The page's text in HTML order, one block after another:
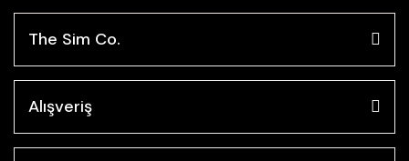
The Sim Co.
Alışveriş